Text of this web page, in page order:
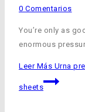
0 Comentarios
You’re only as
enormous
Leer Más Urna
sheets